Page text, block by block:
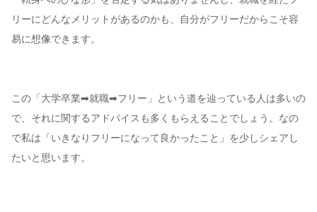
リーにどんなメリットがあるのかも、自分がフリーだからこそ容
易に想像できます。
この「大学卒業➡就職➡フリー」という道を辿っている人は多いの
で、それに関するアドバイスも多くもらえることでしょう。なの
で私は「いきなりフリーになって良かったこと」を少しシェアし
たいと思います。